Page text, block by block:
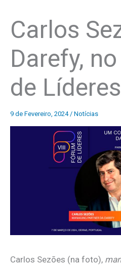
Carlos
Darefy,
de
9 de Fevereiro, 2024 / Notícias
Carlos Sezões (na foto),